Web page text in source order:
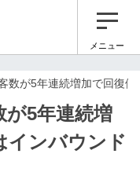
メニュー
数が5年連続増加で回復
が5年連続増
インバウンド